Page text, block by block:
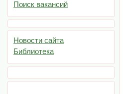
Поиск вакансий
Новости сайта
Библиотека